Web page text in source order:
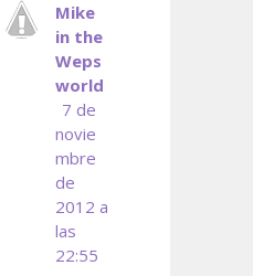
Mike
in the
Weps
world
7 de
novie
mbre
de
2012 a
las
22:55